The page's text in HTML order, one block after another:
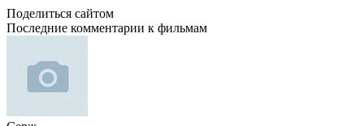
Поделиться сайтом
Последние комментарии к фильмам